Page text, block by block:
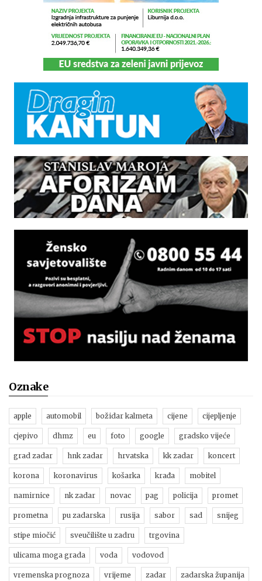
Oznake
apple automobil božidar kalmeta cijene cijepljenje
cjepivo dhmz eu foto google gradsko vijeće
grad zadar hnk zadar hrvatska kk zadar koncert
korona koronavirus košarka krađa mobitel
namirnice nk zadar novac pag policija promet
prometna pu zadarska rusija sabor sad snijeg
stipe miočić sveučilište u zadru trgovina
ulicama moga grada voda vodovod
vremenska prognoza vrijeme zadar zadarska županija